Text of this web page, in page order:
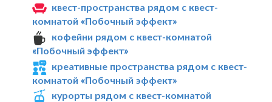
квест-пространства рядом с квест-
комнатой «Побочный эффект»
кофейни рядом с квест-комнатой
«Побочный эффект»
креативные пространства рядом с квест-
комнатой «Побочный эффект»
курорты рядом с квест-комнатой